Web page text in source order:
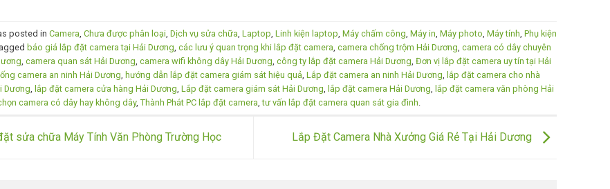
posted in Camera Chưa được phân loại, Dịch vụ sửa chữa Laptop Linh kiện laptop Máy chấm công Máy in Máy photo Máy tính Phụ kiện
báo giá lắp đặt camera tại Hải Dương các lưu ý quan trọng khi lắp đặt camera camera chống trộm Hải Dương camera có dây chuyên
camera quan sát Hải Dương camera wifi không dây Hải Dương công ty lắp đặt camera Hải Dương Đơn vị lắp đặt camera uy tín tại Hải
camera an ninh Hải Dương hướng dẫn lắp đặt camera giám sát hiệu quả Lắp đặt camera an ninh Hải Dương lắp đặt camera cho nhà
Dương lắp đặt camera cửa hàng Hải Dương Lắp đặt camera giám sát Hải Dương lắp đặt camera Hải Dương lắp đặt camera văn phòng Hải
camera có dây hay không dây, Thành Phát PC lắp đặt camera ,tư vấn lắp đặt camera quan sát gia đình
sửa chữa Máy Tính Văn Phòng Trường Học Lắp Đặt Camera Nhà Xưởng Giá Rẻ Tại Hải Dương